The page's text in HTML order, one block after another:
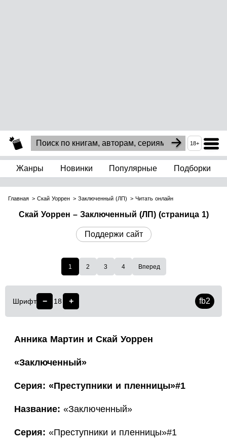
18+
Жанры Новинки Популярные Подборки
Главная Скай Уоррен Заключенный (ЛП) Читать онлайн
Скай Уоррен – Заключенный (ЛП) (страница 1)
Поддержи сайт
1 2 3 4 Вперед
Шрифт − 18 + fb2
Анника Мартин и Скай Уоррен
«Заключенный»
Серия: «Преступники и пленницы»#1
Название: «Заключенный»
Серия: «Преступники и пленницы»#1